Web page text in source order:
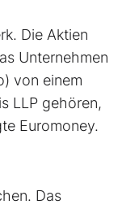
Die Aktien
Unternehmen
von einem
LLP gehören,
Euromoney.
Das